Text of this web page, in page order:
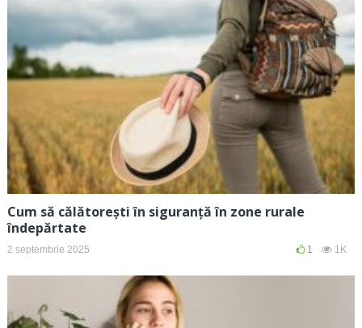
Cum să călătorești în siguranță în zone rurale
îndepărtate
2 septembrie 2025 1 1K